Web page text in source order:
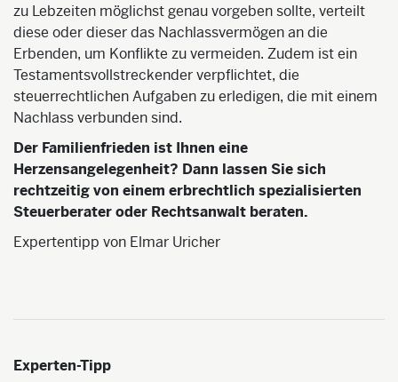
zu Lebzeiten möglichst genau vorgeben sollte, verteilt
diese oder dieser das Nachlassvermögen an die
Erbenden, um Konflikte zu vermeiden. Zudem ist ein
Testamentsvollstreckender verpflichtet, die
steuerrechtlichen Aufgaben zu erledigen, die mit einem
Nachlass verbunden sind.
Der Familienfrieden ist Ihnen eine
Herzensangelegenheit? Dann lassen Sie sich
rechtzeitig von einem erbrechtlich spezialisierten
Steuerberater oder Rechtsanwalt beraten.
Expertentipp von Elmar Uricher
Experten-Tipp